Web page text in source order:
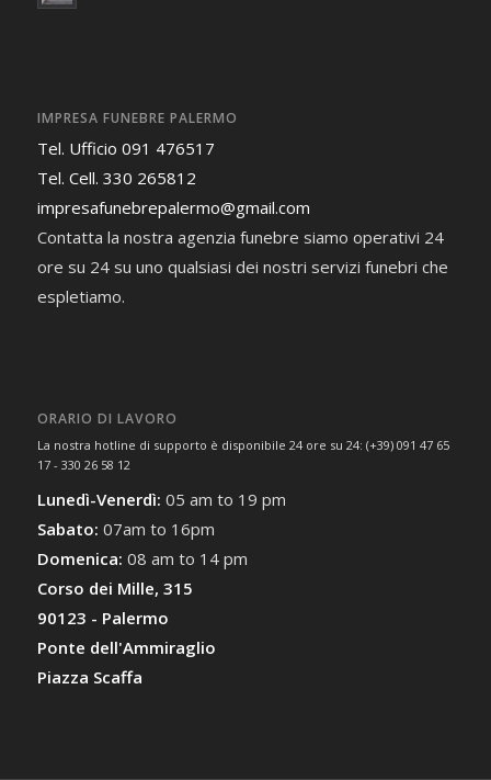
IMPRESA FUNEBRE PALERMO
Tel. Ufficio 091 476517
Tel. Cell. 330 265812
impresafunebrepalermo@gmail.com
Contatta la nostra agenzia funebre siamo operativi 24
ore su 24 su uno qualsiasi dei nostri servizi funebri che
espletiamo.
ORARIO DI LAVORO
La nostra hotline di supporto è disponibile 24 ore su 24: (+39) 091 47 65
17 - 330 26 58 12
Lunedì-Venerdì: 05 am to 19 pm
Sabato: 07am to 16pm
Domenica: 08 am to 14 pm
Corso dei Mille, 315
90123 - Palermo
Ponte dell'Ammiraglio
Piazza Scaffa